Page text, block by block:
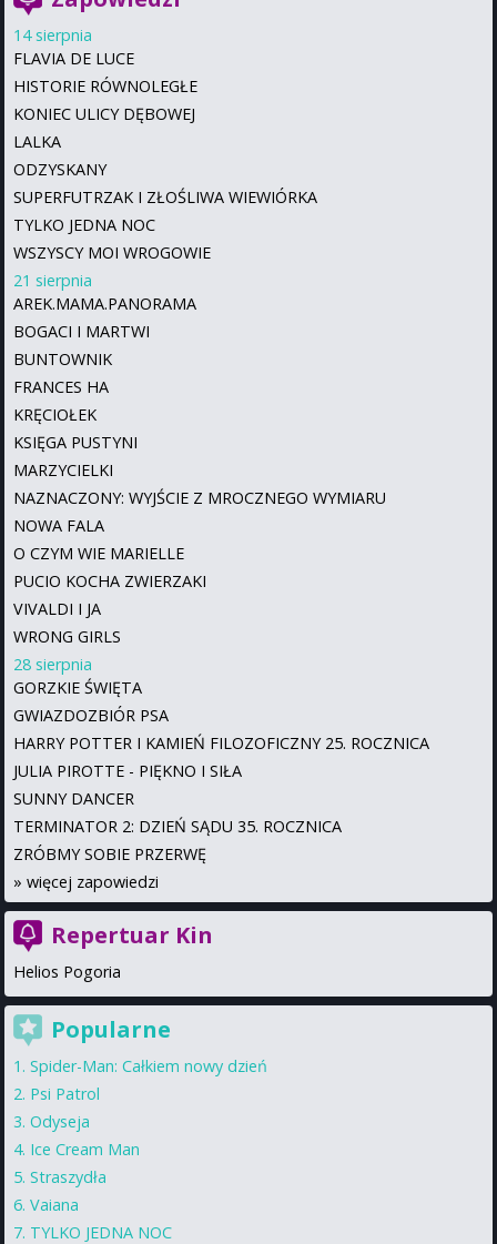
14 sierpnia
FLAVIA DE LUCE
HISTORIE RÓWNOLEGŁE
KONIEC ULICY DĘBOWEJ
LALKA
ODZYSKANY
SUPERFUTRZAK I ZŁOŚLIWA WIEWIÓRKA
TYLKO JEDNA NOC
WSZYSCY MOI WROGOWIE
21 sierpnia
AREK.MAMA.PANORAMA
BOGACI I MARTWI
BUNTOWNIK
FRANCES HA
KRĘCIOŁEK
KSIĘGA PUSTYNI
MARZYCIELKI
NAZNACZONY: WYJŚCIE Z MROCZNEGO WYMIARU
NOWA FALA
O CZYM WIE MARIELLE
PUCIO KOCHA ZWIERZAKI
VIVALDI I JA
WRONG GIRLS
28 sierpnia
GORZKIE ŚWIĘTA
GWIAZDOZBIÓR PSA
HARRY POTTER I KAMIEŃ FILOZOFICZNY 25. ROCZNICA
JULIA PIROTTE - PIĘKNO I SIŁA
SUNNY DANCER
TERMINATOR 2: DZIEŃ SĄDU 35. ROCZNICA
ZRÓBMY SOBIE PRZERWĘ
» więcej zapowiedzi
Repertuar Kin
Helios Pogoria
Popularne
Spider-Man: Całkiem nowy dzień
Psi Patrol
Odyseja
Ice Cream Man
Straszydła
Vaiana
TYLKO JEDNA NOC